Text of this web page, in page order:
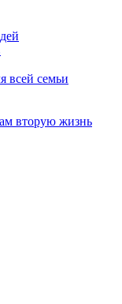
всей семьи
вторую жизнь